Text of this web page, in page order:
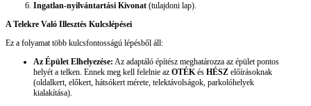
Ingatlan-nyilvántartási Kivonat (tulajdoni lap).
A Telekre Való Illesztés Kulcslépései
Ez a folyamat több kulcsfontosságú lépésből áll:
Az Épület Elhelyezése: Az adaptáló építész meghatározza az épület pontos
helyét a telken. Ennek meg kell felelnie az OTÉKés HÉSZ előírásoknak
(oldalkert, előkert, hátsókert mérete, telektávolságok, parkolóhelyek
kialakítása).